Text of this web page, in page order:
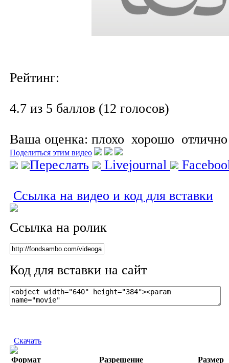
Рейтинг:
4.7 из 5 баллов (12 голосов)
Ваша оценка: плохо хорошо отлично
Поделиться этим видео
Переслать Livejournal
Ссылка на видео и код для вставки
Ссылка на ролик
Код для вставки на сайт
Скачать
Формат Разрешение Размер